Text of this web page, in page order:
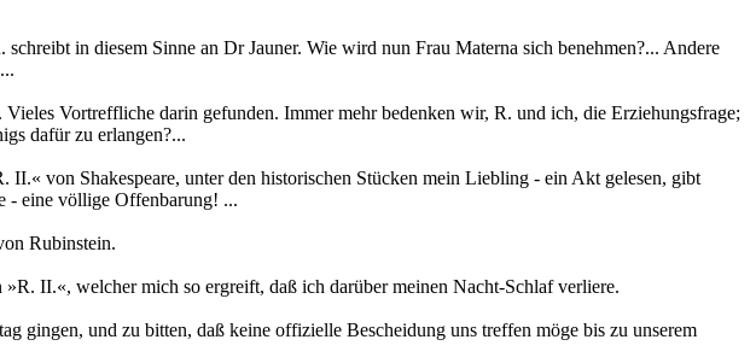
in diesem Sinne an Dr Jauner. Wie wird nun Frau Materna sich benehmen?... Andere
Vortreffliche darin gefunden. Immer mehr bedenken wir, R. und ich, die Erziehungsfrage;
dafür zu erlangen?...
von Shakespeare, unter den historischen Stücken mein Liebling - ein Akt gelesen, gibt
- eine völlige Offenbarung! ...
Rubinstein.
II.«, welcher mich so ergreift, daß ich darüber meinen Nacht-Schlaf verliere.
gingen, und zu bitten, daß keine offizielle Bescheidung uns treffen möge bis zu unserem